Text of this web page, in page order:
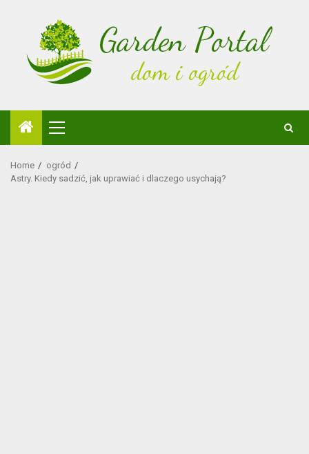
Primary
Menu
Home
ogród
Astry. Kiedy sadzić, jak uprawiać i dlaczego usychają?